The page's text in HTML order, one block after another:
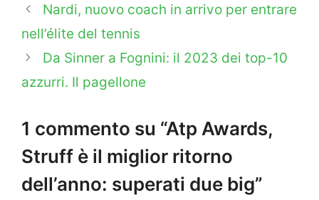
Nardi, nuovo coach in arrivo per entrare
nell’élite del tennis
Da Sinner a Fognini: il 2023 dei top-10
azzurri. Il pagellone
1 commento su “Atp Awards,
Struff è il miglior ritorno
dell’anno: superati due big”